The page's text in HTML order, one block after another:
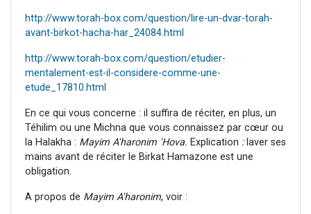
http://www.torah-box.com/question/lire-un-dvar-torah-
avant-birkot-hacha-har_24084.html
http://www.torah-box.com/question/etudier-
mentalement-est-il-considere-comme-une-
etude_17810.html
En ce qui vous concerne : il suffira de réciter, en plus, un
Téhilim ou une Michna que vous connaissez par cœur ou
la Halakha : Mayim A'haronim 'Hova. Explication :laver ses
mains avant de réciter le Birkat Hamazone est une
obligation.
A propos de Mayim A'haronim, voir :